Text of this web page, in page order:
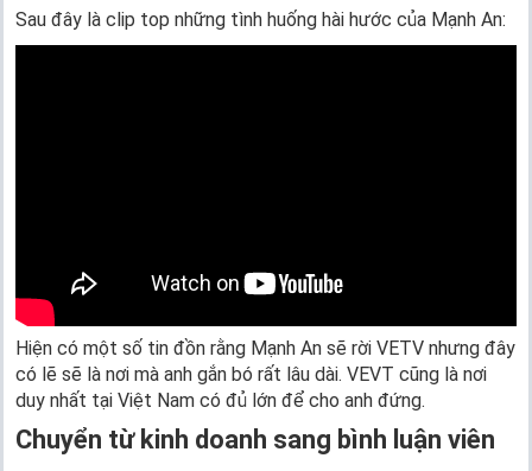
Sau đây là clip top những tình huống hài hước của Mạnh An:
Hiện có một số tin đồn rằng Mạnh An sẽ rời VETV nhưng đây
có lẽ sẽ là nơi mà anh gắn bó rất lâu dài. VEVT cũng là nơi
duy nhất tại Việt Nam có đủ lớn để cho anh đứng.
Chuyển từ kinh doanh sang bình luận viên